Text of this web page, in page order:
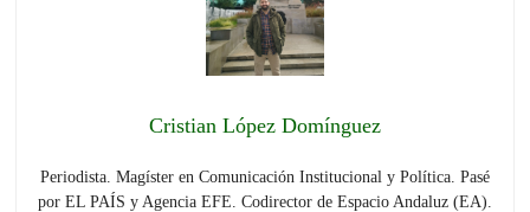
Cristian López Domínguez
Periodista. Magíster en Comunicación Institucional y Política. Pasé
por EL PAÍS y Agencia EFE. Codirector de Espacio Andaluz (EA).